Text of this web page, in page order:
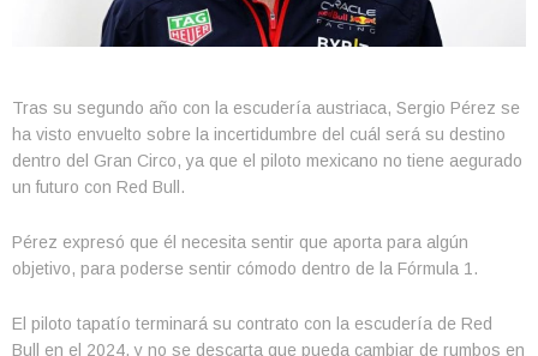
Tras su segundo año con la escudería austriaca, Sergio Pérez se
ha visto envuelto sobre la incertidumbre del cuál será su destino
dentro del Gran Circo, ya que el piloto mexicano no tiene aegurado
un futuro con Red Bull.
Pérez expresó que él necesita sentir que aporta para algún
objetivo, para poderse sentir cómodo dentro de la Fórmula 1.
El piloto tapatío terminará su contrato con la escudería de Red
Bull en el 2024, y no se descarta que pueda cambiar de rumbos en